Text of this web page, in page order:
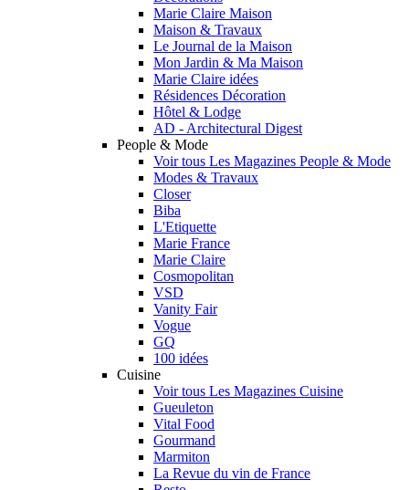
Marie Claire Maison
Maison & Travaux
Le Journal de la Maison
Mon Jardin & Ma Maison
Marie Claire idées
Résidences Décoration
Hôtel & Lodge
AD - Architectural Digest
People & Mode
Voir tous Les Magazines People & Mode
Modes & Travaux
Closer
Biba
L'Etiquette
Marie France
Marie Claire
Cosmopolitan
VSD
Vanity Fair
Vogue
GQ
100 idées
Cuisine
Voir tous Les Magazines Cuisine
Gueuleton
Vital Food
Gourmand
Marmiton
La Revue du vin de France